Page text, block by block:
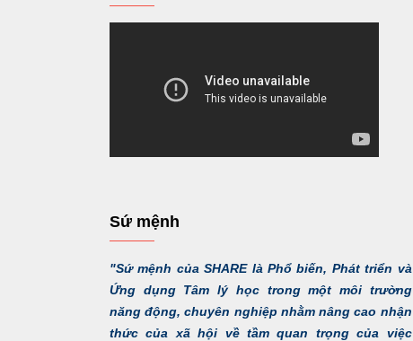
Sứ mệnh
"Sứ mệnh của SHARE là Phổ biến, Phát triển và
Ứng dụng Tâm lý học trong một môi trường
năng động, chuyên nghiệp nhằm nâng cao nhận
thức của xã hội về tầm quan trọng của việc